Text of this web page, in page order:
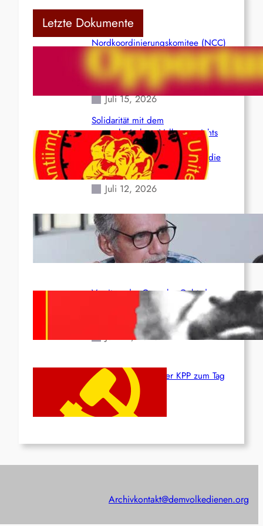
Letzte Dokumente
Nordkoordinierungskomitee (NCC)
der Kommunistischen Partei Indiens
(Maoistisch): Postmoderner
Opportunismus
Juli 15, 2026
Solidarität mit dem
venezolanischem Volk angesichts
der verlorenen Leben und der
katastrophalen Situation durch die
Erdbeben des 24. Juni!
Juli 12, 2026
Indien: „Die Politik der
Kapitulation“ von K. Murali (Ajith)
Juli 1, 2026
Vorsitzender Gonzalo: Gebt das
Leben für die Partei und die
Juni 19, 2026
Beschluss des ZK der KPP zum Tag
des Heldentums
Juni 19, 2026
Archivkontakt@demvolkedienen.org